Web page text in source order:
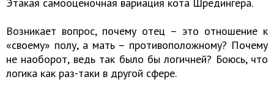
Возникает вопрос, почему отец – это отношение к
«своему» полу, а мать – противоположному? Почему
не наоборот, ведь так было бы логичней? Боюсь, что
логика как раз-таки в другой сфере.